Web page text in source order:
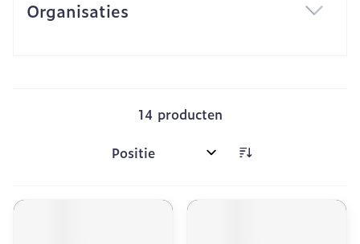
Organisaties
14 producten
Sorteer op: